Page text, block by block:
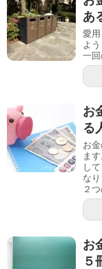
あ
愛
よ
一回
お
る
お
ま
し
な
２
お
５